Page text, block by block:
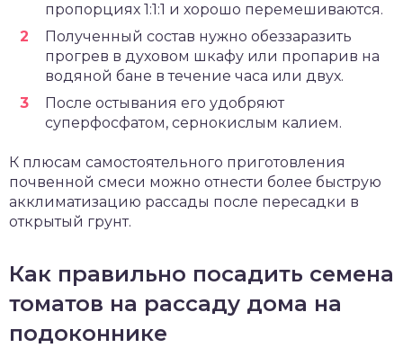
пропорциях 1:1:1 и хорошо перемешиваются.
Полученный состав нужно обеззаразить
прогрев в духовом шкафу или пропарив на
водяной бане в течение часа или двух.
После остывания его удобряют
суперфосфатом, сернокислым калием.
К плюсам самостоятельного приготовления
почвенной смеси можно отнести более быструю
акклиматизацию рассады после пересадки в
открытый грунт.
Как правильно посадить семена
томатов на рассаду дома на
подоконнике